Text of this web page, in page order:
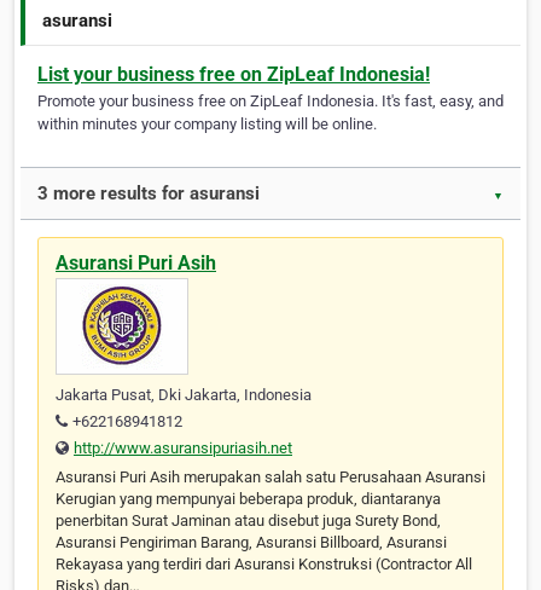
asuransi
List your business free on ZipLeaf Indonesia!
Promote your business free on ZipLeaf Indonesia. It's fast, easy, and
within minutes your company listing will be online.
3 more results for asuransi ▼
Asuransi Puri Asih
Jakarta Pusat, Dki Jakarta, Indonesia
+622168941812
http://www.asuransipuriasih.net
Asuransi Puri Asih merupakan salah satu Perusahaan Asuransi
Kerugian yang mempunyai beberapa produk, diantaranya
penerbitan Surat Jaminan atau disebut juga Surety Bond,
Asuransi Pengiriman Barang, Asuransi Billboard, Asuransi
Rekayasa yang terdiri dari Asuransi Konstruksi (Contractor All
Risks) dan…